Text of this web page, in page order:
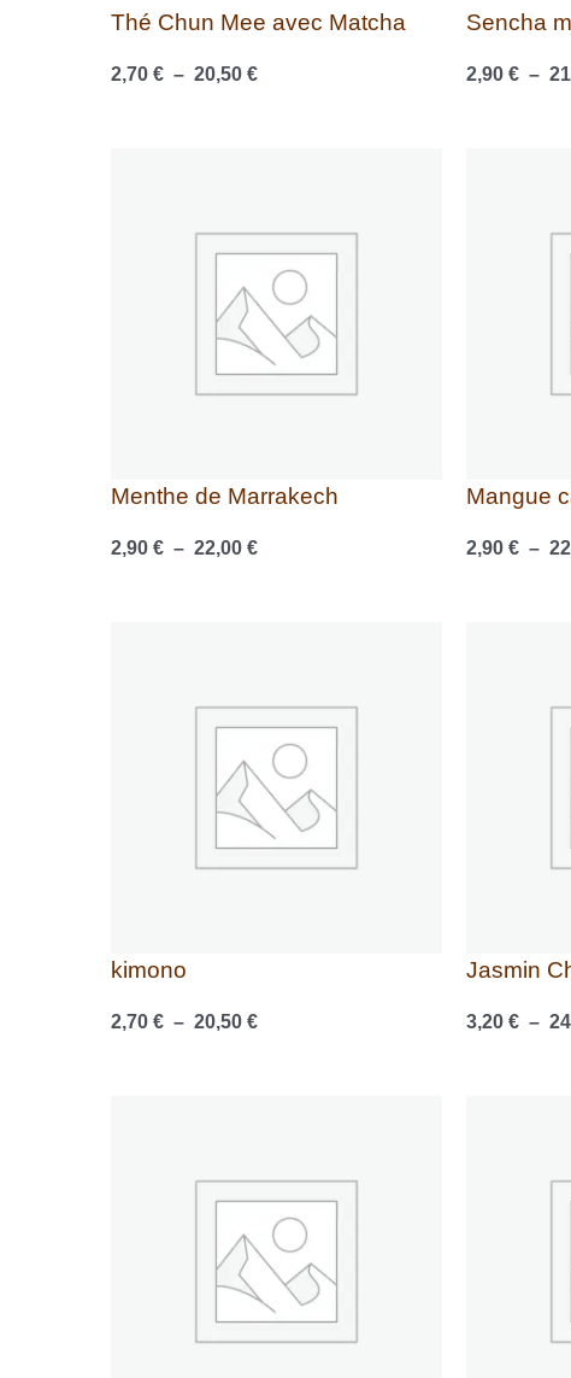
Thé Chun Mee avec Matcha
2,70 € – 20,50 €
Sencha
2,90 € –
Menthe de Marrakech
2,90 € – 22,00 €
2,90 €
à
22,00 €
Mangue
2,90 € –
kimono
2,70 € – 20,50 €
2,70 €
à
20,50 €
Jasmin
3,20 € –
3,20 €
à
24,50 €